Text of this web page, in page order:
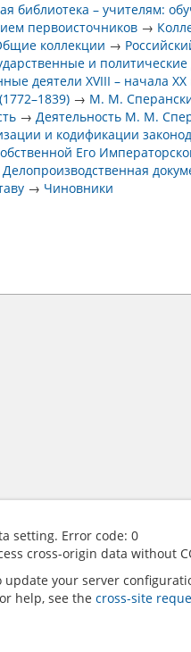
библиотека – учителям:
первоисточников →
коллекции →
и политические
деятели XVIII – начала XX
→ М. М.
→Деятельность М. М.
и кодификации
Его
→ Чиновники
setting. Error code: 0
cross-origin data without
update your server
help, see the cross-site